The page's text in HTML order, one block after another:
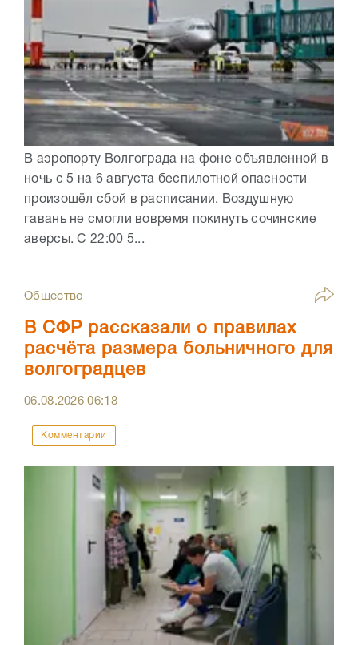
В аэропорту Волгограда на фоне объявленной в
ночь с 5 на 6 августа беспилотной опасности
произошёл сбой в расписании. Воздушную
гавань не смогли вовремя покинуть сочинские
аверсы. С 22:00 5...
Общество
В СФР рассказали о правилах
расчёта размера больничного для
волгоградцев
06.08.202606:18
Комментарии